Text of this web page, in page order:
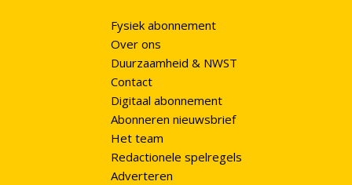
Fysiek abonnement
Over ons
Duurzaamheid & NWST
Contact
Digitaal abonnement
Abonneren nieuwsbrief
Het team
Redactionele spelregels
Adverteren